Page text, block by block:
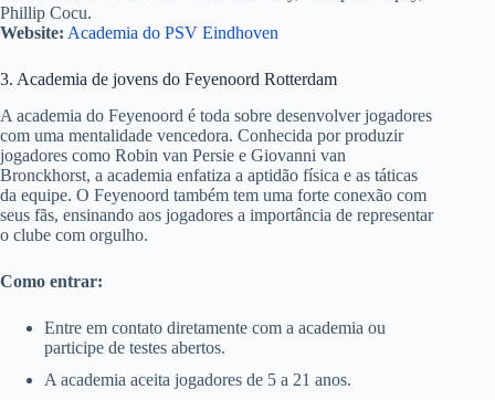
Phillip Cocu.
Website: Academia do PSV Eindhoven
3. Academia de jovens do Feyenoord Rotterdam
A academia do Feyenoord é toda sobre desenvolver jogadores
com uma mentalidade vencedora. Conhecida por produzir
jogadores como Robin van Persie e Giovanni van
Bronckhorst, a academia enfatiza a aptidão física e as táticas
da equipe. O Feyenoord também tem uma forte conexão com
seus fãs, ensinando aos jogadores a importância de representar
o clube com orgulho.
Como entrar:
Entre em contato diretamente com a academia ou
participe de testes abertos.
A academia aceita jogadores de 5 a 21 anos.